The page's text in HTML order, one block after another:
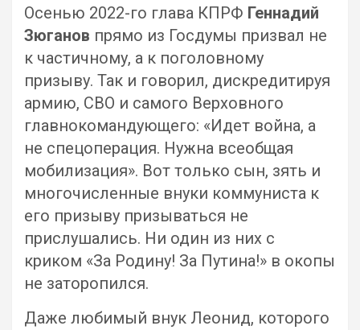
Осенью 2022-го глава КПРФ Геннадий
Зюганов прямо из Госдумы призвал не
к частичному, а к поголовному
призыву. Так и говорил, дискредитируя
армию, СВО и самого Верховного
главнокомандующего: «Идет война, а
не спецоперация. Нужна всеобщая
мобилизация». Вот только сын, зять и
многочисленные внуки коммуниста к
его призыву призываться не
прислушались. Ни один из них с
криком «За Родину! За Путина!» в окопы
не заторопился.
Даже любимый внук Леонид, которого